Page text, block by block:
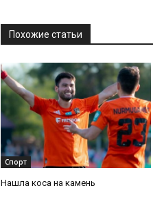
Похожие статьи
Спорт
Нашла коса на камень